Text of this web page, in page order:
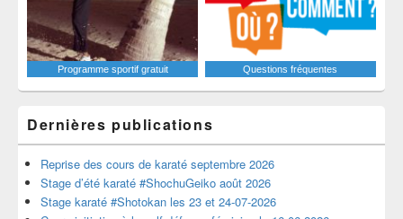
Programme sportif gratuit Questions fréquentes
Dernières publications
Reprise des cours de karaté septembre 2026
Stage d’été karaté #ShochuGeiko août 2026
Stage karaté #Shotokan les 23 et 24-07-2026